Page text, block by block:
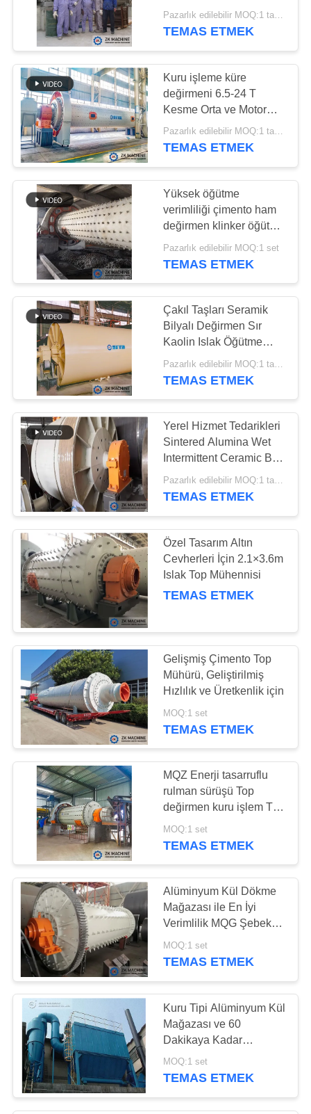
Kalsinasyon
Ekipmanları
119
Bilyalı Değirmen
Kırıcı
38
Sürekli Bilyalı
Değirmen
22
Toz toplama
ekipmanları
57
Endüstriyel Döner
Kurutucu
39
taş kırıcı Makinası
37
Titreşimli ekran
makine
top değirmen öğütücü
çözümü
Pazarlık edilebilir MOQ:1 takım
TEMAS ETMEK
Kuru işleme küre
değirmeni 6.5-24 T
Kesme Orta ve Motor
Gücü Keskin Kesme için
Pazarlık edilebilir MOQ:1 takım
TEMAS ETMEK
Yüksek öğütme
verimliliği çimento ham
değirmen klinker öğütme
topu değirmen öğütücü
Pazarlık edilebilir MOQ:1 set
TEMAS ETMEK
Çakıl Taşları Seramik
Bilyalı Değirmen Sır
Kaolin Islak Öğütme
Bilyalı Değirmen İnce
Öğütme
Pazarlık edilebilir MOQ:1 takım
TEMAS ETMEK
Yerel Hizmet Tedarikleri
Sintered Alumina Wet
Intermittent Ceramic Ball
Mill
Pazarlık edilebilir MOQ:1 takım
TEMAS ETMEK
Özel Tasarım Altın
Cevherleri İçin 2.1×3.6m
Islak Top Mühennisi
TEMAS ETMEK
Gelişmiş Çimento Top
Mühürü, Geliştirilmiş
Hızlılık ve Üretkenlik için
MOQ:1 set
TEMAS ETMEK
MQZ Enerji tasarruflu
rulman sürüşü Top
değirmen kuru işlem Top
değirmen Özel çözüm
MOQ:1 set
TEMAS ETMEK
Alüminyum Kül Dökme
Mağazası ile En İyi
Verimlilik MQG Şebeke
Küre Mağazası
MOQ:1 set
TEMAS ETMEK
Kuru Tipi Alüminyum Kül
Mağazası ve 60
Dakikaya Kadar
Zamanlayıcıyla
Döşemeyi Optimize Et
MOQ:1 set
TEMAS ETMEK